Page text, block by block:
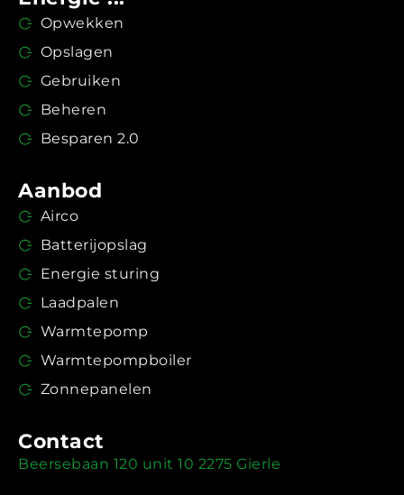
Opwekken
Opslagen
Gebruiken
Beheren
Besparen 2.0
Aanbod
Airco
Batterijopslag
Energie sturing
Laadpalen
Warmtepomp
Warmtepompboiler
Zonnepanelen
Contact
Beersebaan 120 unit 10 2275 Gierle